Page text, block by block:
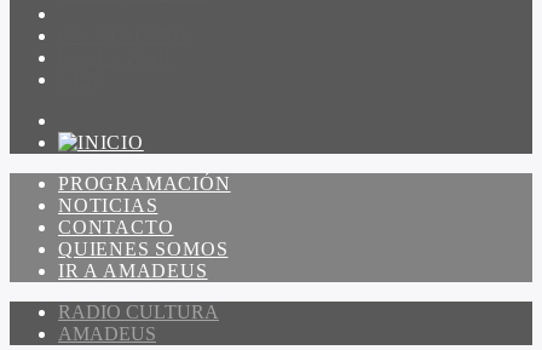
PROGRAMACIÓN
NOTICIAS
CONTACTO
QUIENES SOMOS
IR A AMADEUS
RADIO CULTURA
AMADEUS